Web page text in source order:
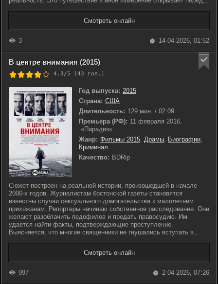
Смотреть онлайн
3 14-04-2026, 01:52
В центре внимания (2015)
4.3/5 (43 гол.)
Год выпуска: 2015
Страна: США
Длительность: 129 мин. / 02:09
Премьера (РФ): 11 февраля 2016,
«Парадиз»
Жанр: Фильмы 2015, Драмы, Биографии,
Криминал
Качество: BDRip
Сюжет построен на реальной истории, произошедшей в начале
2000-х годов. Журналистам бостонской газеты становятся
известны случаи сексуального домогательства к малолетним
прихожанам. Репортеры начинаю собственное расследование. Они
желают разоблачить педофилов и предать правосудию. Им
удается найти факты, подтверждающие преступление.
Выясняется, что многие священники не гнушались вступать в...
Смотреть онлайн
997 2-04-2026, 07:26